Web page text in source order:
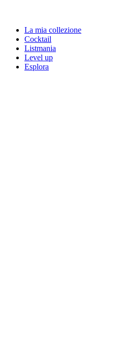
La mia collezione
Cocktail
Listmania
Level up
Esplora